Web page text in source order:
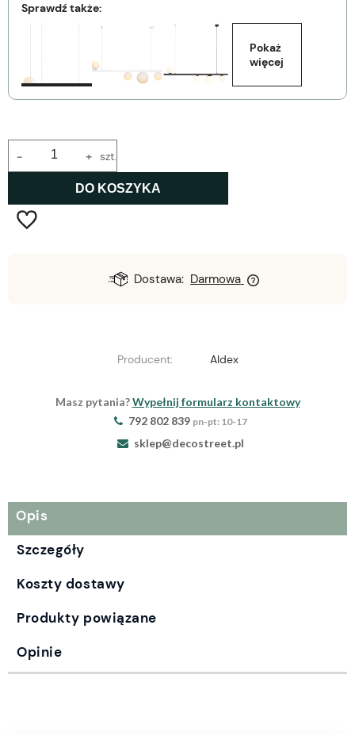
Sprawdź także:
Pokaż
więcej
+
- szt.
DO KOSZYKA
Dostawa: Darmowa
Producent: Aldex
Masz pytania?Wypełnij formularz kontaktowy
792 802 839 pn-pt: 10-17
sklep@decostreet.pl
Opis
Szczegóły
Koszty dostawy
Produkty powiązane
Opinie